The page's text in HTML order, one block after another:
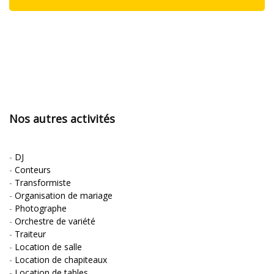
Nos autres activités
- DJ
- Conteurs
- Transformiste
- Organisation de mariage
- Photographe
- Orchestre de variété
- Traiteur
- Location de salle
- Location de chapiteaux